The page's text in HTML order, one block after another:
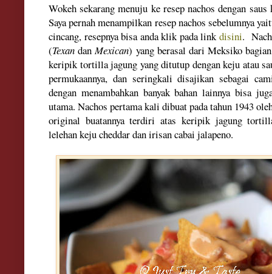
Wokeh sekarang menuju ke resep nachos dengan
Saya pernah menampilkan resep nachos sebelumnya
cincang, resepnya bisa anda klik pada linkdisini.
(Texan danMexican) yang berasal dari Meksiko
keripik tortilla jagung yang ditutup dengan keju atau
permukaannya, dan seringkali disajikan sebagai
dengan menambahkan banyak bahan lainnya bisa
utama. Nachos pertama kali dibuat pada tahun 1943
original buatannya terdiri atas keripik jagung
lelehan keju cheddar dan irisan cabai jalapeno.